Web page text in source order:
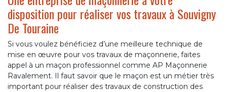
disposition pour réaliser vos travaux à Souvigny
De Touraine
Si vous voulez bénéficiez d’une meilleure technique de
mise en œuvre pour vos travaux de maçonnerie, faites
appel à un maçon professionnel comme AP Maçonnerie
Ravalement. Il faut savoir que le maçon est un métier très
important pour réaliser des travaux de construction des